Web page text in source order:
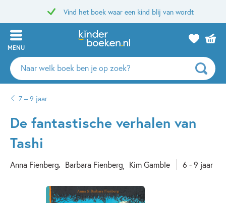
Vind het boek waar een kind blij van wordt
MENU
Zoeken
naar
auteurs
uitgevers
7 – 9 jaar
De fantastische verhalen van
Tashi
Anna Fienberg Barbara Fienberg Kim Gamble 6 - 9 jaar